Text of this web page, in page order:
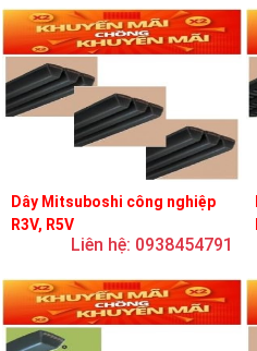
Dây Mitsuboshi công nghiệp
R3V, R5V
Liên hệ: 0938454791